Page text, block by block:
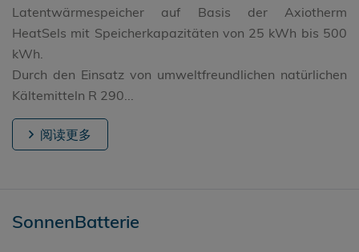
Latentwärmespeicher auf Basis der Axiotherm
HeatSels mit Speicherkapazitäten von 25 kWh bis 500
kWh.
Durch den Einsatz von umweltfreundlichen natürlichen
Kältemitteln R 290...
阅读更多
SonnenBatterie